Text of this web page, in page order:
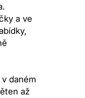
a ve
daném
až